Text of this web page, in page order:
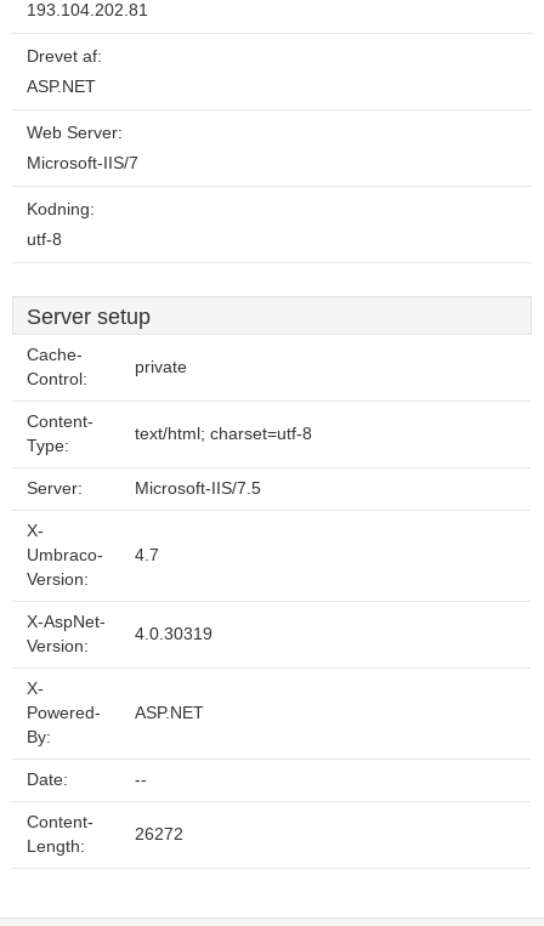
193.104.202.81
Drevet af:
ASP.NET
Web Server:
Microsoft-IIS/7
Kodning:
utf-8
Server setup
Cache-
Control:
private
Content-
Type:
text/html; charset=utf-8
Server: Microsoft-IIS/7.5
X-
Umbraco-
Version:
4.7
X-AspNet-
Version:
4.0.30319
X-
Powered-
By:
ASP.NET
Date: --
Content-
Length:
26272